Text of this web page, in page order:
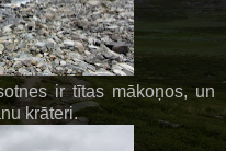
ir tītas mākoņos, un
krāteri.